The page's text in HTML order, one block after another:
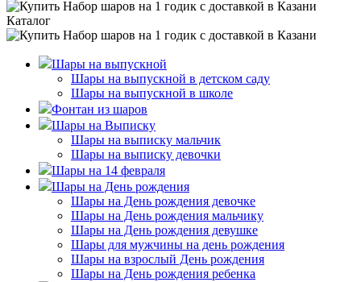
Каталог
Шары на выпускной
Шары на выпускной в детском саду
Шары на выпускной в школе
Фонтан из шаров
Шары на Выписку
Шары на выписку мальчик
Шары на выписку девочки
Шары на 14 февраля
Шары на День рождения
Шары на День рождения девочке
Шары на День рождения мальчику
Шары на День рождения девушке
Шары для мужчины на день рождения
Шары на взрослый День рождения
Шары на День рождения ребенка